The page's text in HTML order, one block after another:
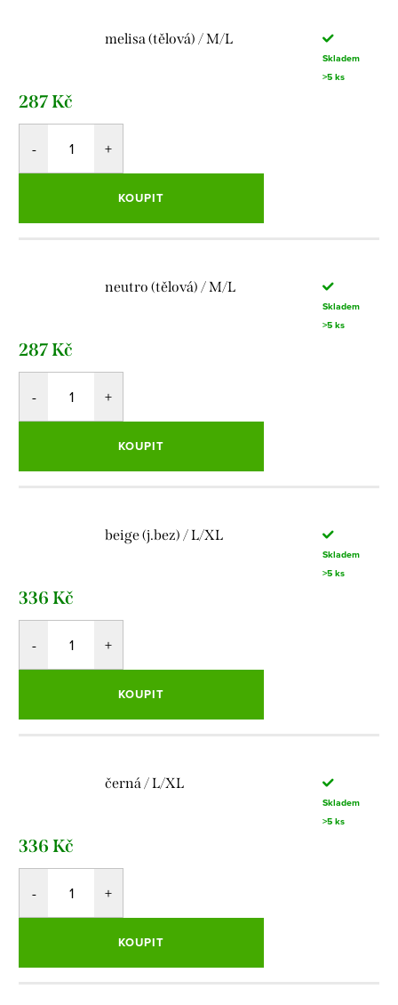
melisa (tělová) / M/L
Skladem
>5 ks
287 Kč
KOUPIT
neutro (tělová) / M/L
Skladem
>5 ks
287 Kč
KOUPIT
beige (j.bez) / L/XL
Skladem
>5 ks
336 Kč
KOUPIT
černá / L/XL
Skladem
>5 ks
336 Kč
KOUPIT